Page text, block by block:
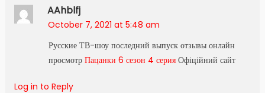
AAhblfj
October 7, 2021 at 5:48 am
Русские ТВ-шоу последний выпуск отзывы онлайн
просмотр Пацанки 6 сезон 4 серияОфіційний сайт
Log in to Reply